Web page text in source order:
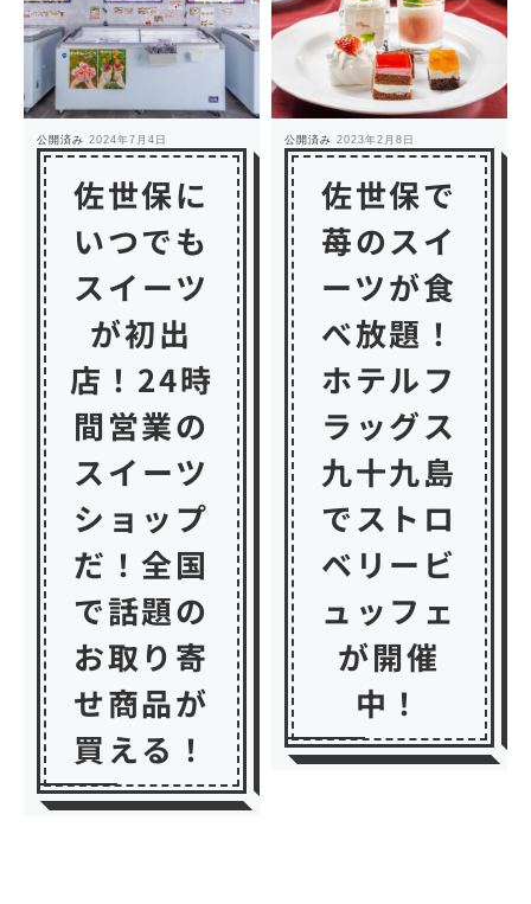
公開済み 2024年7月4日
佐世保に
いつでも
スイーツ
が初出
店！24時
間営業の
スイーツ
ショップ
だ！全国
で話題の
お取り寄
せ商品が
買える！
公開済み 2023年2月8日
佐世保で
苺のスイ
ーツが食
べ放題！
ホテルフ
ラッグス
九十九島
でストロ
ベリービ
ュッフェ
が開催
中！